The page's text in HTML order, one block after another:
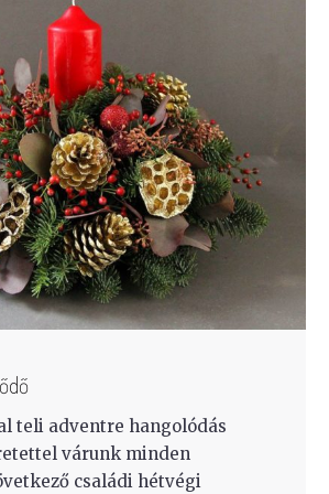
teli adventre hangolódás
várunk minden
családi hétvégi